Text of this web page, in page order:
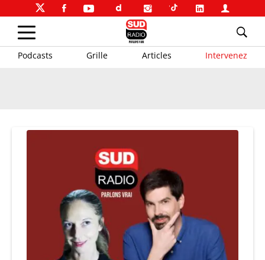
Podcasts Grille Articles Intervenez